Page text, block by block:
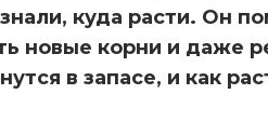
куда расти. Он
новые корни и даже
в запасе, и как